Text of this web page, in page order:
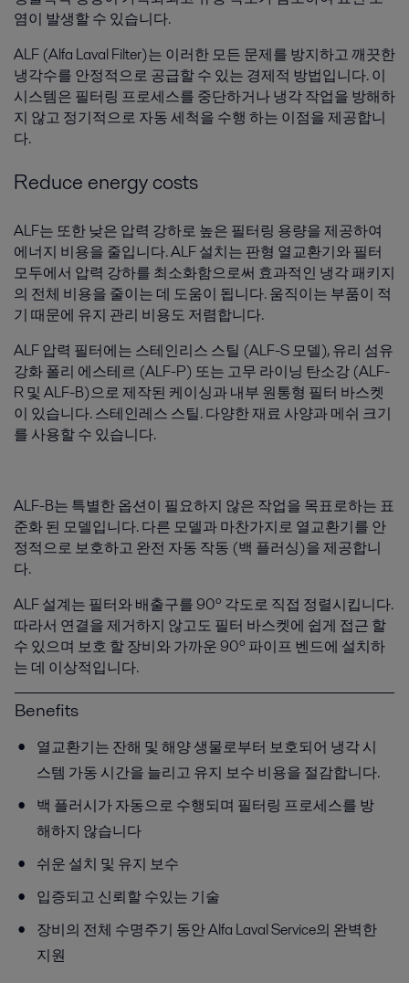
염이 발생할 수 있습니다.
ALF (Alfa Laval Filter)는 이러한 모든 문제를 방지하고 깨끗한
냉각수를 안정적으로 공급할 수 있는 경제적 방법입니다. 이
시스템은 필터링 프로세스를 중단하거나 냉각 작업을 방해하
지 않고 정기적으로 자동 세척을 수행 하는 이점을 제공합니
다.
Reduce energy costs
ALF는 또한 낮은 압력 강하로 높은 필터링 용량을 제공하여
에너지 비용을 줄입니다. ALF 설치는 판형 열교환기와 필터
모두에서 압력 강하를 최소화함으로써 효과적인 냉각 패키지
의 전체 비용을 줄이는 데 도움이 됩니다. 움직이는 부품이 적
기 때문에 유지 관리 비용도 저렴합니다.
ALF 압력 필터에는 스테인리스 스틸 (ALF-S 모델), 유리 섬유
강화 폴리 에스테르 (ALF-P) 또는 고무 라이닝 탄소강 (ALF-
R 및 ALF-B)으로 제작된 케이싱과 내부 원통형 필터 바스켓
이 있습니다. 스테인레스 스틸. 다양한 재료 사양과 메쉬 크기
를 사용할 수 있습니다.
ALF-B는 특별한 옵션이 필요하지 않은 작업을 목표로하는 표
준화 된 모델입니다. 다른 모델과 마찬가지로 열교환기를 안
정적으로 보호하고 완전 자동 작동 (백 플러싱)을 제공합니
다.
ALF 설계는 필터와 배출구를 90º 각도로 직접 정렬시킵니다.
따라서 연결을 제거하지 않고도 필터 바스켓에 쉽게 접근 할
수 있으며 보호 할 장비와 가까운 90º 파이프 벤드에 설치하
는 데 이상적입니다.
Benefits
열교환기는 잔해 및 해양 생물로부터 보호되어 냉각 시
스템 가동 시간을 늘리고 유지 보수 비용을 절감합니다.
백 플러시가 자동으로 수행되며 필터링 프로세스를 방
해하지 않습니다
쉬운 설치 및 유지 보수
입증되고 신뢰할 수있는 기술
장비의 전체 수명주기 동안 Alfa Laval Service의 완벽한
지원